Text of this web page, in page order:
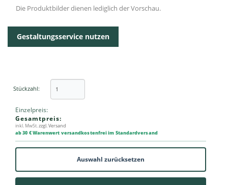
Die Produktbilder dienen lediglich der Vorschau.
Gestaltungsservice nutzen
Stückzahl:
Einzelpreis:
Gesamtpreis:
inkl. MwSt. zzgl. Versand
ab 30 € Warenwert versandkostenfrei im Standardversand
Auswahl zurücksetzen